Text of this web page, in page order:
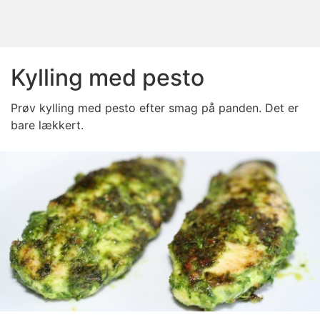
Kylling med pesto
Prøv kylling med pesto efter smag på panden. Det er
bare lækkert.